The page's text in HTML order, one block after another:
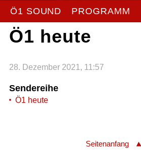
Ö1 SOUND PROGRAMM
Ö1 heute
28. Dezember 2021, 11:57
Sendereihe
Ö1 heute
Seitenanfang